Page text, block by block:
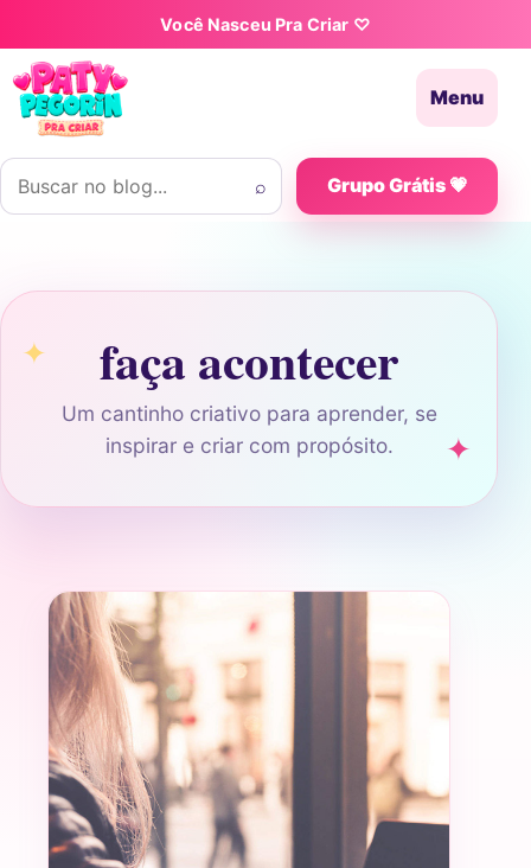
Pular para o conteúdoVocê Nasceu Pra Criar ♡
Menu
Buscar por:
⌕ Grupo Grátis 💗
faça acontecer
Um cantinho criativo para aprender, se
inspirar e criar com propósito.